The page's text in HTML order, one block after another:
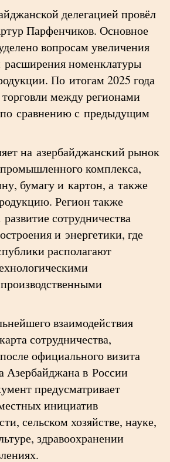
делегацией провёл
Парфенчиков. Основное
вопросам увеличения
расширения номенклатуры
По итогам 2025 года
между регионами
сравнению с предыдущим
на азербайджанский рынок
комплекса,
бумагу и картон, а также
Регион также
сотрудничества
и энергетики, где
располагают
взаимодействия
сотрудничества,
официального визита
Азербайджана в России
предусматривает
инициатив
сельском хозяйстве, науке,
здравоохранении